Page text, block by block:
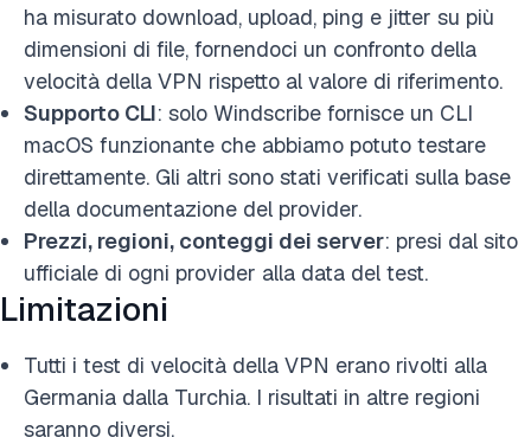
ha misurato download, upload, ping e jitter su più
dimensioni di file, fornendoci un confronto della
velocità della VPN rispetto al valore di riferimento.
Supporto CLI: solo Windscribe fornisce un CLI
macOS funzionante che abbiamo potuto testare
direttamente. Gli altri sono stati verificati sulla base
della documentazione del provider.
Prezzi, regioni, conteggi dei server: presi dal sito
ufficiale di ogni provider alla data del test.
Limitazioni
Tutti i test di velocità della VPN erano rivolti alla
Germania dalla Turchia. I risultati in altre regioni
saranno diversi.